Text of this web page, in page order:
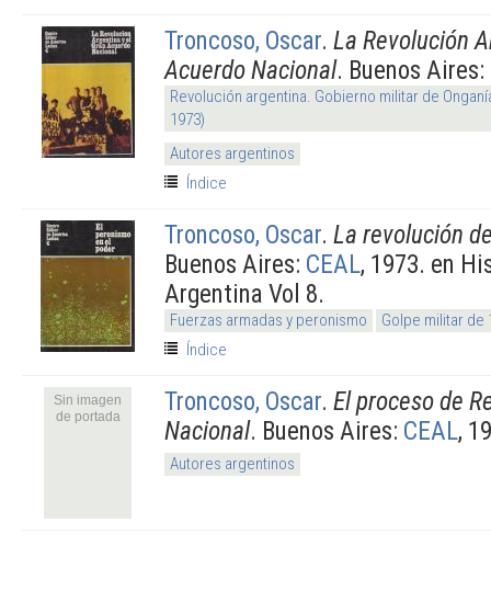
Troncoso, Oscar. La Revolución
Acuerdo Nacional. Buenos Aires:
Revolución argentina. Gobierno militar de
1973)
Autores argentinos
Índice
Troncoso, Oscar. La revolución
Buenos Aires: CEAL, 1973. en
Argentina Vol 8.
Fuerzas armadas y peronismo
Golpe militar de
Índice
Sin imagen
de portada
Troncoso, Oscar. El proceso de
Nacional. Buenos Aires: CEAL,
Autores argentinos